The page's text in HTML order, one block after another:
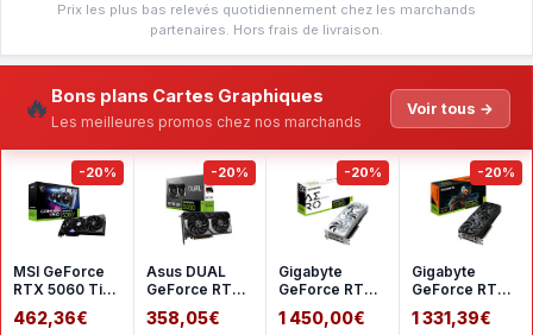
Prix les plus bas relevés quotidiennement chez les marchands
partenaires. Hors frais de livraison.
🔥 Bons plans Cartes Graphiques
Les meilleures promos chez nos marchands
Voir tous →
-20%
MSI GeForce
RTX 5060 Ti
8G GAMING
TRIO OC
462,36€
-20%
Asus DUAL
GeForce RTX
5060 8GB
GDDR7 OC
358,05€
-20%
Gigabyte
GeForce RTX
5080 AERO OC
SFF 16G
1 450,00€
-20%
Gigabyte
GeForce RTX
5080
WINDFORCE
1 331,39€